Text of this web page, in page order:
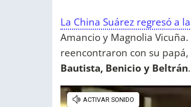
La China Suárez regresó a
Amancio y Magnolia
reencontraron con su
Bautista, Benicio y Beltrán.